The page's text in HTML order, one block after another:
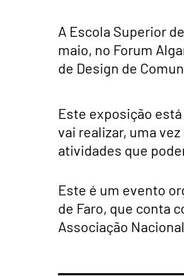
A Escola Superior
maio, no Forum
de Design de
Este exposição
vai realizar, uma
atividades que
Este é um evento
de Faro, que conta
Associação